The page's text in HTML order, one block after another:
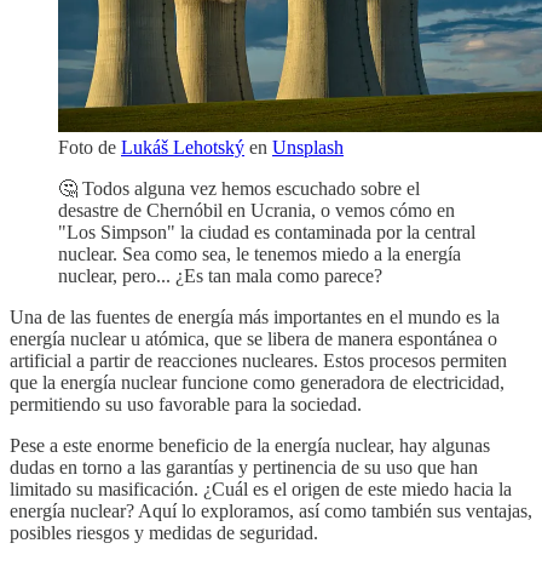
Foto de Lukáš Lehotský en Unsplash
🤔 Todos alguna vez hemos escuchado sobre el
desastre de Chernóbil en Ucrania, o vemos cómo en
"Los Simpson" la ciudad es contaminada por la central
nuclear. Sea como sea, le tenemos miedo a la energía
nuclear, pero... ¿Es tan mala como parece?
Una de las fuentes de energía más importantes en el mundo es la
energía nuclear u atómica, que se libera de manera espontánea o
artificial a partir de reacciones nucleares. Estos procesos permiten
que la energía nuclear funcione como generadora de electricidad,
permitiendo su uso favorable para la sociedad.
Pese a este enorme beneficio de la energía nuclear, hay algunas
dudas en torno a las garantías y pertinencia de su uso que han
limitado su masificación. ¿Cuál es el origen de este miedo hacia la
energía nuclear? Aquí lo exploramos, así como también sus ventajas,
posibles riesgos y medidas de seguridad.